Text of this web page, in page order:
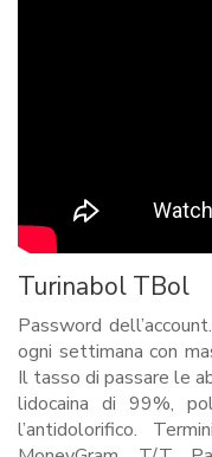
Turinabol TBol
Password
ogni settimana con
Il tasso di passare le
lidocaina di 99%,
l’antidolorifico.